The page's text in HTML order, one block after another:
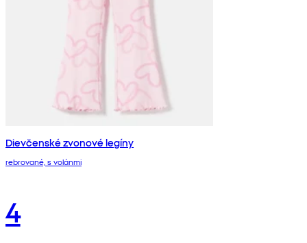
Dievčenské zvonové legíny
rebrované, s volánmi
4